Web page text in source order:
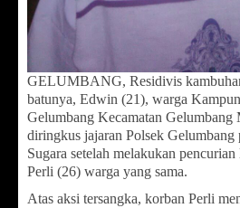
GELUMBANG, Residivis
batunya, Edwin (21), warga
Gelumbang Kecamatan Gelumbang
diringkus jajaran Polsek
Sugara setelah melakukan
Perli (26) warga yang sama.
Atas aksi tersangka, korban Perli